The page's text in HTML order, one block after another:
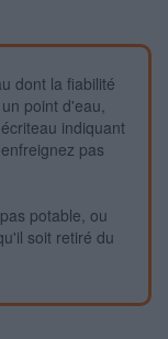
dont la fiabilité
point d'eau,
indiquant
pas
potable, ou
soit retiré du